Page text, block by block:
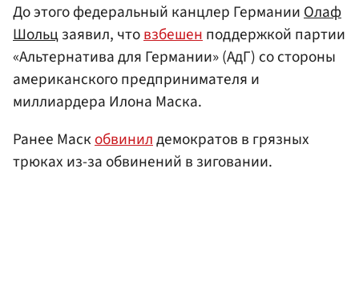
До этого федеральный канцлер ГерманииОлаф
Шольцзаявил, чтовзбешенподдержкой партии
«Альтернатива для Германии» (АдГ) со стороны
американского предпринимателя и
миллиардера Илона Маска.
Ранее Маскобвинилдемократов в грязных
трюках из-за обвинений в зиговании.